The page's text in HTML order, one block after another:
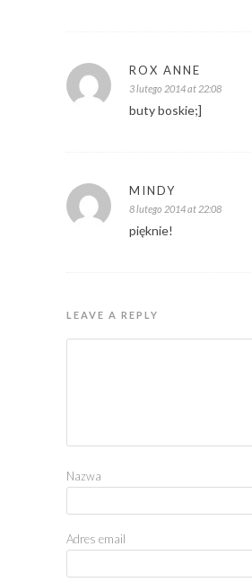
ROX ANNE
3 lutego 2014 at 22:08
buty boskie;]
MINDY
8 lutego 2014 at 22:08
pięknie!
LEAVE A REPLY
Nazwa
Adres email